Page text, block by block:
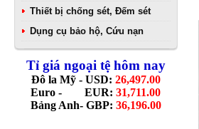
Thiết bị chống sét, Đếm sét
Dụng cụ bảo hộ, Cứu nạn
Tỉ giá ngoại tệ hôm nay
Đô la Mỹ - USD: 26,497.00
Euro - EUR: 31,711.00
Bảng Anh- GBP: 36,196.00